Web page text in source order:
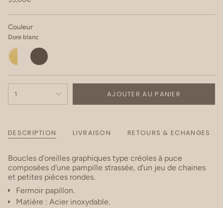
Couleur
Dore blanc
Dore
blanc
Dore
noir
1 AJOUTER AU PANIER
DESCRIPTION LIVRAISON RETOURS & ECHANGES
Boucles d'oreilles graphiques type créoles à puce
composées d'une pampille strassée, d'un jeu de chaines
et petites pièces rondes.
Fermoir papillon.
Matière : Acier inoxydable.